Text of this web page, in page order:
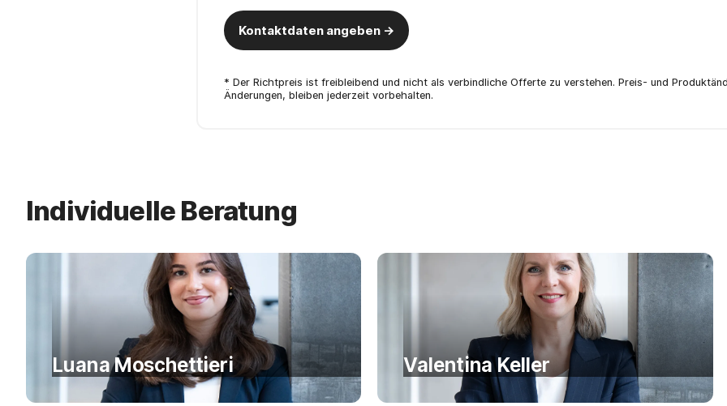
Kontaktdaten angeben ->
* Der Richtpreis ist freibleibend und nicht als verbindliche Offerte zu verstehen. Preis- und
Änderungen, bleiben jederzeit vorbehalten.
Individuelle Beratung
Luana Moschettieri Valentina Keller